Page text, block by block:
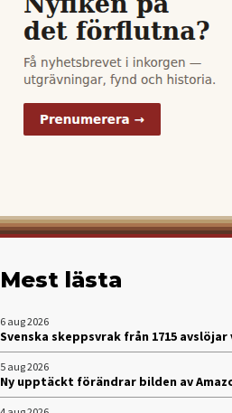
Mest lästa
6 aug 2026
Svenska skeppsvrak från 1715
5 aug 2026
Ny upptäckt förändrar bilden av